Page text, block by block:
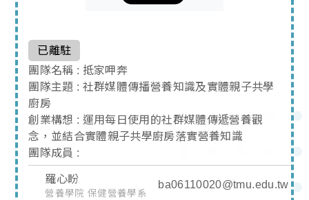
已離駐
團隊名稱 : 抵家呷奔
團隊主題 : 社群媒體傳播營養知識及實體親子共學
廚房
創業構想 : 運用每日使用的社群媒體傳遞營養觀
念，並結合實體親子共學廚房落實營養知識
團隊成員 :
羅心盼
營養學院 保健營養學系
ba06110020@tmu.edu.tw